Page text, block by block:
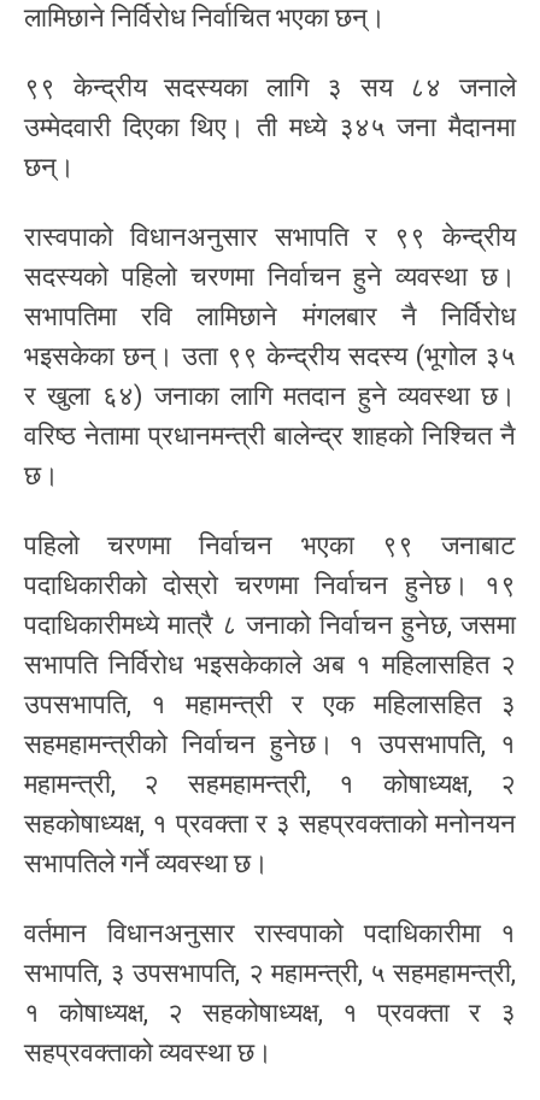
लामिछाने निर्विरोध निर्वाचित भएका छन्।
९९ केन्द्रीय सदस्यका लागि ३ सय ८४ जनाले
उम्मेदवारी दिएका थिए। ती मध्ये ३४५ जना मैदानमा
छन्।
रास्वपाको विधानअनुसार सभापति र ९९ केन्द्रीय
सदस्यको पहिलो चरणमा निर्वाचन हुने व्यवस्था छ।
सभापतिमा रवि लामिछाने मंगलबार नै निर्विरोध
भइसकेका छन्। उता ९९ केन्द्रीय सदस्य (भूगोल ३५
र खुला ६४) जनाका लागि मतदान हुने व्यवस्था छ।
वरिष्ठ नेतामा प्रधानमन्त्री बालेन्द्र शाहको निश्चित नै
छ।
पहिलो चरणमा निर्वाचन भएका ९९ जनाबाट
पदाधिकारीको दोस्रो चरणमा निर्वाचन हुनेछ। १९
पदाधिकारीमध्ये मात्रै ८ जनाको निर्वाचन हुनेछ, जसमा
सभापति निर्विरोध भइसकेकाले अब १ महिलासहित २
उपसभापति, १ महामन्त्री र एक महिलासहित ३
सहमहामन्त्रीको निर्वाचन हुनेछ। १ उपसभापति, १
महामन्त्री, २ सहमहामन्त्री, १ कोषाध्यक्ष, २
सहकोषाध्यक्ष, १ प्रवक्ता र ३ सहप्रवक्ताको मनोनयन
सभापतिले गर्ने व्यवस्था छ।
वर्तमान विधानअनुसार रास्वपाको पदाधिकारीमा १
सभापति, ३ उपसभापति, २ महामन्त्री, ५ सहमहामन्त्री,
१ कोषाध्यक्ष, २ सहकोषाध्यक्ष, १ प्रवक्ता र ३
सहप्रवक्ताको व्यवस्था छ।